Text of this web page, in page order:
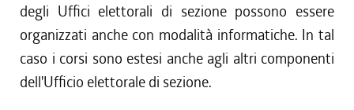
degli Uffici elettorali di sezione possono essere
organizzati anche con modalità informatiche. In tal
caso i corsi sono estesi anche agli altri componenti
dell'Ufficio elettorale di sezione.